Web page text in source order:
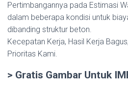
Pertimbangannya pada Estimasi
dalam beberapa kondisi untuk
dibanding struktur beton.
Kecepatan Kerja, Hasil Kerja
Prioritas Kami.
> Gratis Gambar Untuk